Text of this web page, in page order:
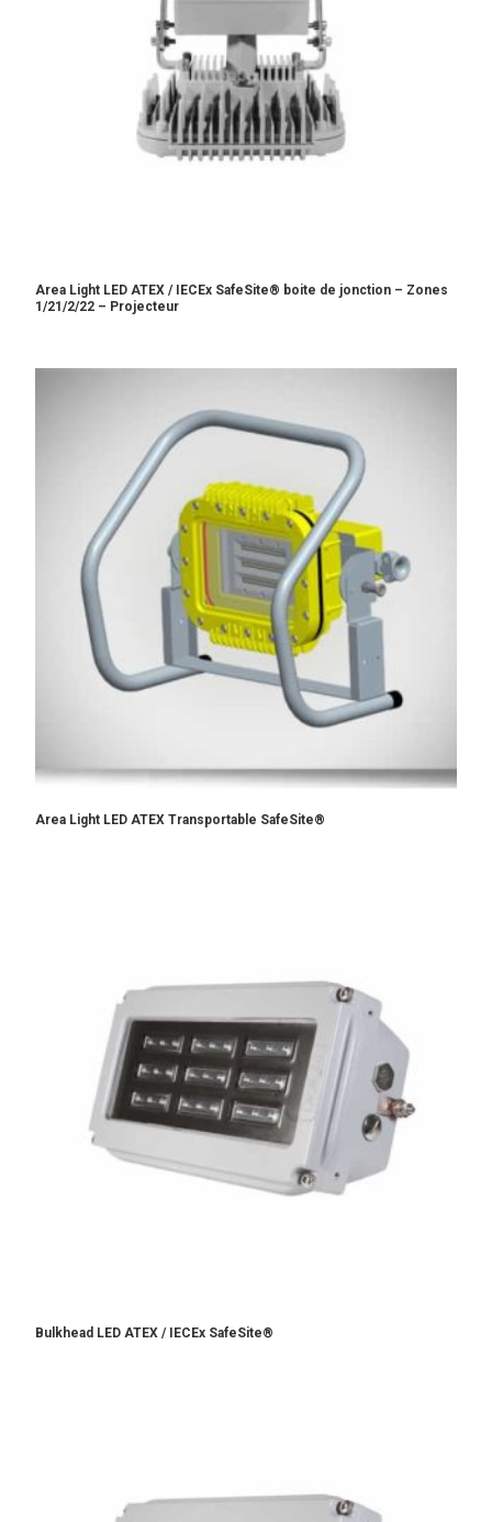
Area Light LED ATEX / IECEx SafeSite® boite de jonction – Zones
1/21/2/22 – Projecteur
Area Light LED ATEX Transportable SafeSite®
Bulkhead LED ATEX / IECEx SafeSite®